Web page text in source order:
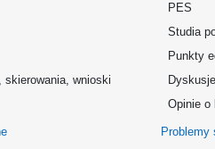
skierowania, wnioski
PES
Studia
Punkty
Opinie o
Problemy